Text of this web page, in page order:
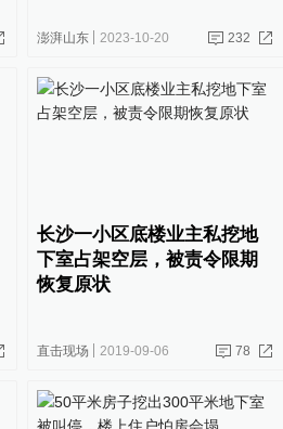
澎湃山东 2023-10-20 232
长沙一小区底楼业主私挖地
下室占架空层，被责令限期
恢复原状
直击现场 2019-09-06 78